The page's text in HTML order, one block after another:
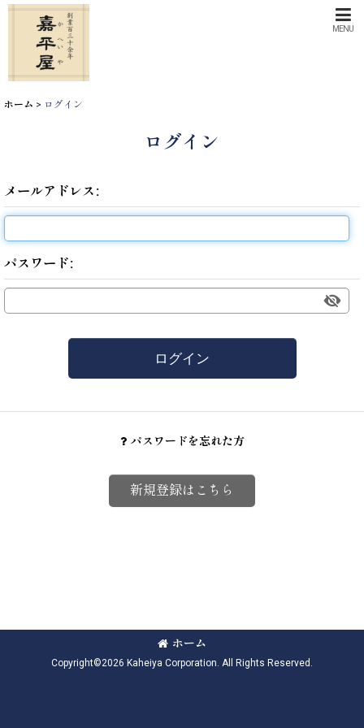
MENU
ホーム > ログイン
ログイン
メールアドレス :
パスワード:
ログイン
パスワードを忘れた方
新規登録はこちら
ホーム
Copyright©2026 Kaheiya Corporation. All Rights Reserved.